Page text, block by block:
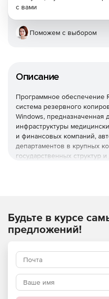
Описание
Программное обеспечение
система резервного
Windows, предназначенная
инфраструктуры
и финансовых компаний,
департаментов в крупных
государственных структур
платформе iOS)
восстановления системы по
пользователей. Поставка
клиентов – организациям
сотрудников для
с вами
Поможем с выбором
Будьте в курсе
предложений!